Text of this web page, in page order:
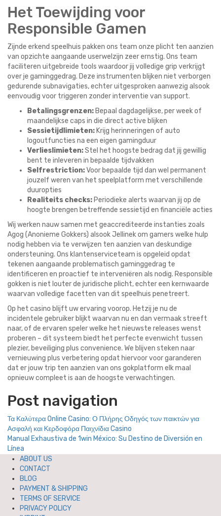
Het Toewijding voor
Responsible Gamen
Zijnde erkend speelhuis pakken ons team onze plicht ten aanzien
van opzichte aangaande userwelzijn zeer ernstig. Ons team
faciliteren uitgebreide tools waardoor jij volledige grip verkrijgt
over je gaminggedrag. Deze instrumenten blijken niet verborgen
gedurende subnavigaties, echter uitgesproken aanwezig alsook
eenvoudig voor triggeren zonder interventie van support.
Betalingsgrenzen: Bepaal dagdagelijkse, per week of
maandelijkse caps in die direct active blijken
Sessietijdlimieten: Krijg herinneringen of auto
logoutfuncties na een eigen gamingduur
Verlieslimieten:Stel het hoogste bedrag dat jij gewillig
bent te inleveren in bepaalde tijdvakken
Selfrestriction:Voor bepaalde tijd dan wel permanent
jouzelf weren van het speelplatform met verschillende
duuropties
Realiteits checks: Periodieke alerts waarvan jij op de
hoogte brengen betreffende sessietijd en financiële acties
Wij werken nauw samen met geaccrediteerde instanties zoals
Agog (Anonieme Gokkers) alsook Jellinek om gamers welke hulp
nodig hebben via te verwijzen ten aanzien van deskundige
ondersteuning. Ons klantenserviceteam is opgeleid opdat
tekenen aangaande problematisch gaminggedrag te
identificeren en proactief te interveniëren als nodig. Responsible
gokken is niet louter de juridische plicht, echter een kernwaarde
waarvan volledige facetten van dit speelhuis penetreert.
Op het casino blijft uw ervaring voorop. Hetzij je nu de
incidentele gebruiker blijkt waarvan nu en dan vermaak streeft
naar, of de ervaren speler welke het nieuwste releases wenst
proberen – dit systeem biedt het perfecte evenwicht tussen
plezier, beveiliging plus convenience. We blijven steken naar
vernieuwing plus verbetering opdat hiervoor voor garanderen
dat er jouw trip ten aanzien van ons gokplatform elk maal
opnieuw compleet is aan de hoogste verwachtingen.
Post navigation
Τα Καλύτερα Online Casino: Ο Πλήρης Οδηγός των παικτών για
Ασφαλή και Κερδοφόρα Παιχνίδια Casino
Manual Exhaustiva de 1win México: Su Destino de Diversión en
Línea
ABOUT US
CONTACT
BLOG
PAYMENT & SHIPPING
TERMS OF SERVICE
PRIVACY POLICY